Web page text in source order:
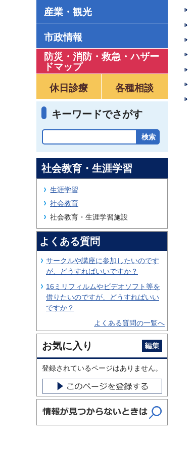
産業・観光
市政情報
防災・消防・救急 ・ハザー
ドマップ
休日診療
各種相談
キーワードでさがす
社会教育・生涯学習
生涯学習
社会教育
社会教育・生涯学習施設
よくある質問
サークルや講座に参加したいのです
が、どうすればいいですか？
16ミリフィルムやビデオソフト等を
借りたいのですが、どうすればいい
ですか？
よくある質問の一覧へ
お気に入り
登録されているページはありません。